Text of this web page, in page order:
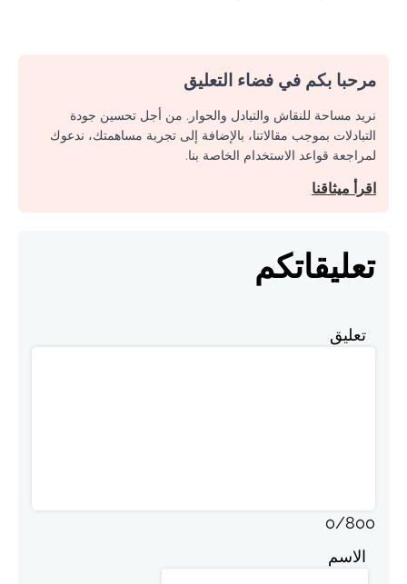
مرحبا بكم في فضاء التعليق
نريد مساحة للنقاش والتبادل والحوار. من أجل تحسين جودة
التبادلات بموجب مقالاتنا، بالإضافة إلى تجربة مساهمتك، ندعوك
لمراجعة قواعد الاستخدام الخاصة بنا.
اقرأ ميثاقنا
تعليقاتكم
تعليق
0/800
الاسم